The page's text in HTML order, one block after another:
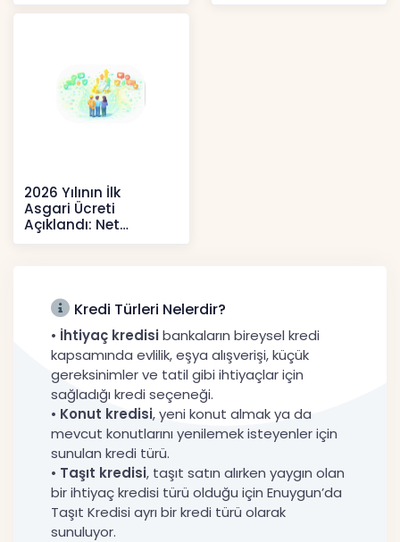
Kripto
2026 Yılının İlk
Asgari Ücreti
Açıklandı: Net
52.738 TL, Ek Destek
Kredi Türleri Nelerdir?
• İhtiyaç kredisibankaların bireysel kredi
kapsamında evlilik, eşya alışverişi, küçük
gereksinimler ve tatil gibi ihtiyaçlar için
sağladığı kredi seçeneği.
• Konut kredisi, yeni konut almak ya da
mevcut konutlarını yenilemek isteyenler için
sunulan kredi türü.
• Taşıt kredisi, taşıt satın alırken yaygın olan
bir ihtiyaç kredisi türü olduğu için Enuygun’da
Taşıt Kredisi ayrı bir kredi türü olarak
sunuluyor.